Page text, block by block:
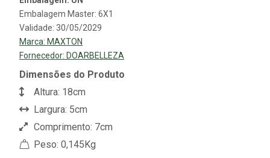
Embalagem Master: 6X1
Validade: 30/05/2029
Marca: MAXTON
Fornecedor: DOARBELLEZA
Dimensões do Produto
Altura: 18cm
Largura: 5cm
Comprimento: 7cm
Peso: 0,145Kg